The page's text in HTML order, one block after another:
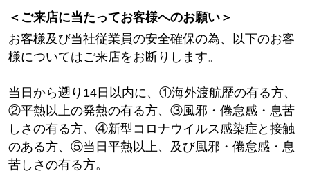
＜ご来店に当たってお客様へのお願い＞
お客様及び当社従業員の安全確保の為、以下のお客
様についてはご来店をお断りします。
当日から遡り14日以内に、①海外渡航歴の有る方、
②平熱以上の発熱の有る方、③風邪・倦怠感・息苦
しさの有る方、④新型コロナウイルス感染症と接触
のある方、⑤当日平熱以上、及び風邪・倦怠感・息
苦しさの有る方。